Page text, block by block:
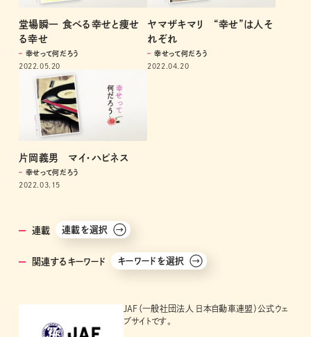
堂場瞬一 食べる幸せと痩せ
る幸せ
幸せって何だろう
2022.05.20
ヤマザキマリ “幸せ”は人そ
れぞれ
幸せって何だろう
2022.04.20
片岡義男 マイ・ハピネス
幸せって何だろう
2022.03.15
連載 連載を選択
関連するキーワード キーワードを選択
JAF（一般社団法人 日本自動車連盟）公式ウェ
ブサイトです。